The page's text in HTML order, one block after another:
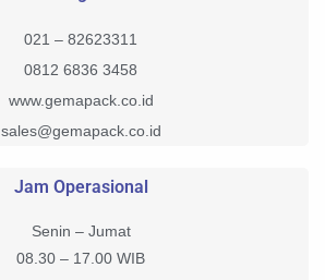
021 – 82623311
0812 6836 3458
www.gemapack.co.id
sales@gemapack.co.id
Jam Operasional
Senin – Jumat
08.30 – 17.00 WIB